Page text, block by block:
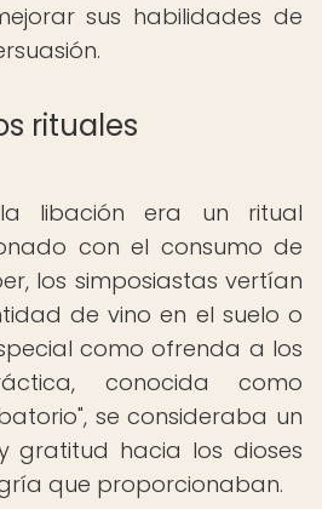
sus habilidades de
rituales
libación era un ritual
con el consumo de
los simposiastas vertían
de vino en el suelo o
como ofrenda a los
conocida como
se consideraba un
gratitud hacia los dioses
que proporcionaban.